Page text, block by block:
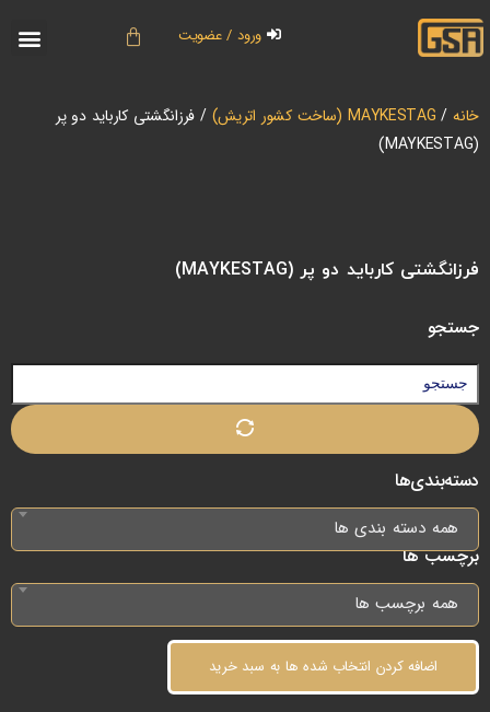
ورود / عضویت
خانه/ MAYKESTAG (ساخت کشور اتریش)
/ فرزانگشتی کارباید دو پر
(MAYKESTAG)
فرزانگشتی کارباید دو پر (MAYKESTAG)
جستجو
دسته‌بندی‌ها
همه دسته بندی ها
برچسب ها
همه برچسب ها
اضافه کردن انتخاب شده ها به سبد خرید